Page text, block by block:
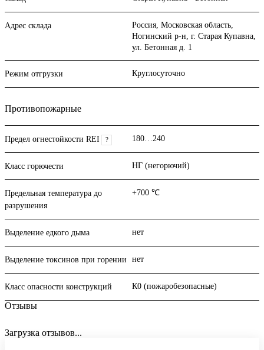
Адрес склада
Россия, Московская область,
Ногинский р-н, г. Старая Купавна,
ул. Бетонная д. 1
Режим отгрузки Круглосуточно
Противопожарные
Предел огнестойкости REI ? 180…240
Класс горючести НГ (негорючий)
Предельная температура до
разрушения
+700 ℃
Выделение едкого дыма нет
Выделение токсинов при горении нет
Класс опасности конструкций К0 (пожаробезопасные)
Отзывы
Загрузка отзывов...